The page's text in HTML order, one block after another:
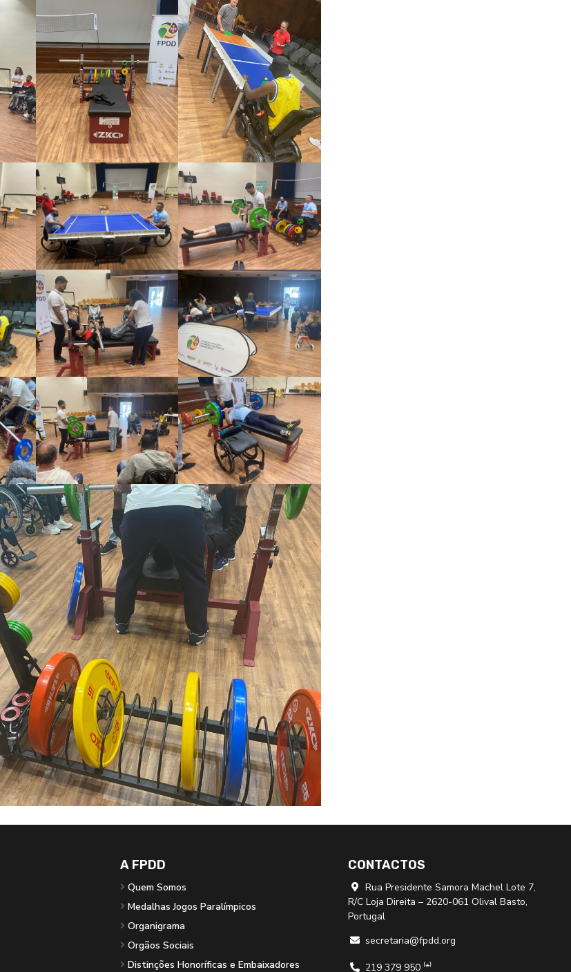
A FPDD
Quem Somos
Medalhas Jogos Paralímpicos
Organigrama
Orgãos Sociais
Distinções Honoríficas e Embaixadores
CONTACTOS

Rua Presidente Samora Machel Lote 7,
R/C Loja Direita – 2620-061 Olival Basto,
Portugal
 secretaria@fpdd.org
 219 379 950 ⁽*⁾